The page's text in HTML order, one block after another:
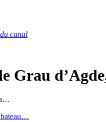
canal
Grau